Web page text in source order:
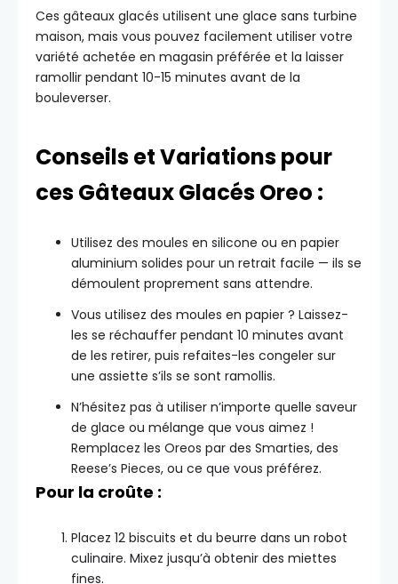
Ces gâteaux glacés utilisent une glace sans turbine
maison, mais vous pouvez facilement utiliser votre
variété achetée en magasin préférée et la laisser
ramollir pendant 10-15 minutes avant de la
bouleverser.
Conseils et Variations pour
ces Gâteaux Glacés Oreo :
Utilisez des moules en silicone ou en papier
aluminium solides pour un retrait facile — ils se
démoulent proprement sans attendre.
Vous utilisez des moules en papier ? Laissez-
les se réchauffer pendant 10 minutes avant
de les retirer, puis refaites-les congeler sur
une assiette s’ils se sont ramollis.
N’hésitez pas à utiliser n’importe quelle saveur
de glace ou mélange que vous aimez !
Remplacez les Oreos par des Smarties, des
Reese’s Pieces, ou ce que vous préférez.
Pour la croûte :
Placez 12 biscuits et du beurre dans un robot
culinaire. Mixez jusqu’à obtenir des miettes
fines.